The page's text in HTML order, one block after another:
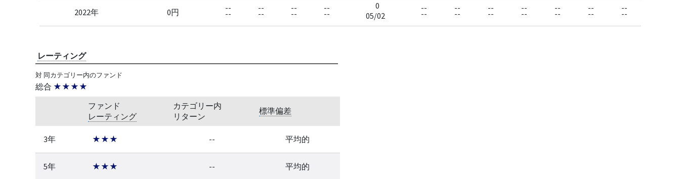
2022年 0円 --
--
--
--
--
--
--
--
0
05/02
--
--
--
--
--
--
--
--
--
--
--
--
--
--
レーティング
対 同カテゴリー内のファンド
総合 ★★★★
ファンド
レーティング
カテゴリー内
リターン
標準偏差
3年 ★★★ -- 平均的
5年 ★★★ -- 平均的